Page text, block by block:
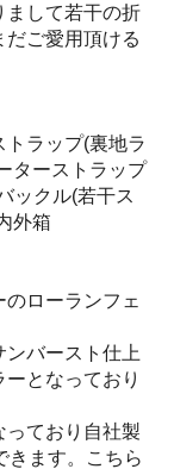
まして若干の折
ご愛用頂ける
ラップ(裏地ラ
ターストラップ
ックル(若干ス
外箱
ローランフェ
バースト仕上
となっており
っており自社製
きます。こちら